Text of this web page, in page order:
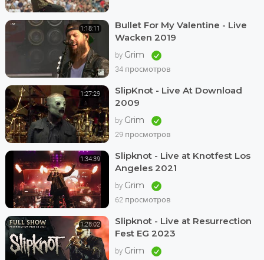
1:18:11
Bullet For My Valentine - Live
Wacken 2019
by Grim
34 просмотров
1:27:29
SlipKnot - Live At Download
2009
by Grim
29 просмотров
1:34:39
Slipknot - Live at Knotfest Los
Angeles 2021
by Grim
62 просмотров
1:28:02
Slipknot - Live at Resurrection
Fest EG 2023
by Grim